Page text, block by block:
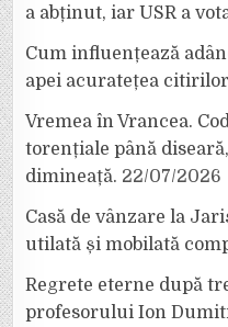
a abținut, iar USR a
Cum influențează
apei acuratețea
Vremea în Vrancea.
torențiale până
dimineață. 22/07/2026
Casă de vânzare la
utilată și mobilată
Regrete eterne după
profesorului Ion